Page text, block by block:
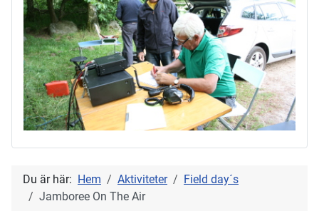
Du är här: Hem Aktiviteter
Field day´s
Jamboree On The Air